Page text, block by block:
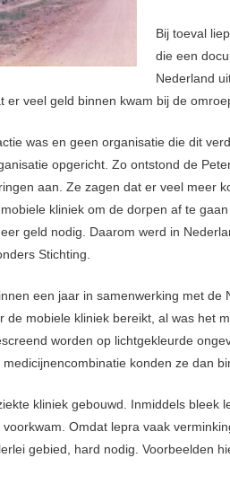
Bij toeval
die een
Nederland
er veel geld binnen kwam bij de
was en geen organisatie die dit
opgericht. Zo ontstond de
aan. Ze zagen dat er veel meer
kliniek om de dorpen af te
geld nodig. Daarom werd in
Stichting.
een jaar in samenwerking met
de mobiele kliniek bereikt, al was het
worden op lichtgekleurde
konden ze dan
kliniek gebouwd. Inmiddels bleek
Omdat lepra vaak
gebied, hard nodig. Voorbeelden